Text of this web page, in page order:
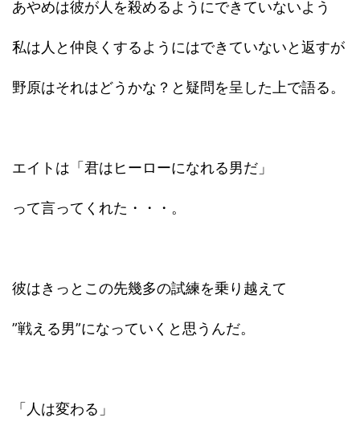
あやめは彼が人を殺めるようにできていないよう
私は人と仲良くするようにはできていないと返すが
野原はそれはどうかな？と疑問を呈した上で語る。
エイトは「君はヒーローになれる男だ」
って言ってくれた・・・。
彼はきっとこの先幾多の試練を乗り越えて
”戦える男”になっていくと思うんだ。
「人は変わる」